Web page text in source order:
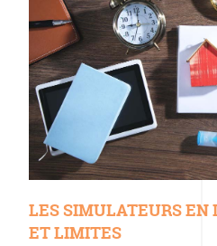
LES SIMULATEURS EN
ET LIMITES